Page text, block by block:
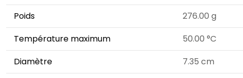
Poids
276.00 g
Température maximum
50.00 °C
Diamètre
7.35 cm